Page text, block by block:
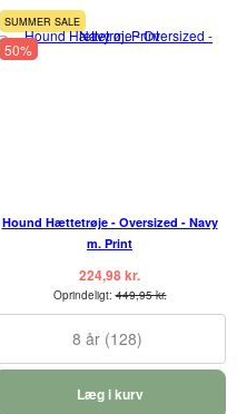
SUMMER SALE
50%
Hound Hættetrøje - Oversized - Navy
m. Print
224,98 kr.
Oprindeligt:449,95 kr.
8 år (128)
Læg i kurv